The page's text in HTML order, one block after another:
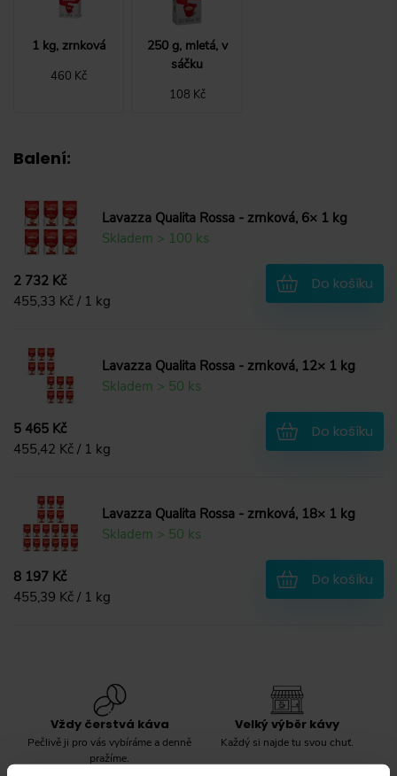
1 kg, zrnková
460 Kč
250 g, mletá, v
sáčku
108 Kč
Balení:
Lavazza Qualita Rossa - zrnková, 6× 1 kg
Skladem > 100 ks
2 732 Kč
455,33 Kč / 1 kg
Do košíku
Lavazza Qualita Rossa - zrnková, 12× 1 kg
Skladem > 50 ks
5 465 Kč
455,42 Kč / 1 kg
Do košíku
Lavazza Qualita Rossa - zrnková, 18× 1 kg
Skladem > 50 ks
8 197 Kč
455,39 Kč / 1 kg
Do košíku
Vždy čerstvá káva
Pečlivě ji pro vás vybíráme a denně
pražíme.
Velký výběr kávy
Každý si najde tu svou chuť.